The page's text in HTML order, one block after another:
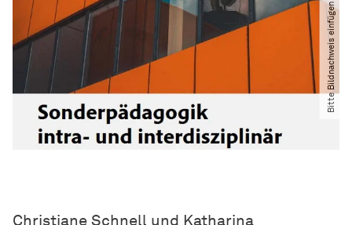
Bitte Bildnachweis einfügen
Christiane Schnell und Katharina